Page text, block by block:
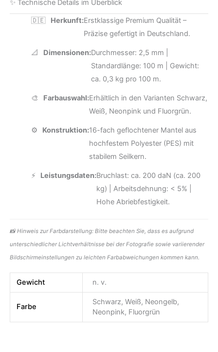
✨ Technische Details im Überblick
🇩🇪 Herkunft:Erstklassige Premium Qualität –
Präzise gefertigt in Deutschland.
📐 Dimensionen:Durchmesser: 2,5 mm |
Standardlänge: 100 m | Gewicht:
ca. 0,3 kg pro 100 m.
🎨 Farbauswahl:Erhältlich in den Varianten Schwarz,
Weiß, Neonpink und Fluorgrün.
⚙️ Konstruktion:16-fach geflochtener Mantel aus
hochfestem Polyester (PES) mit
stabilem Seilkern.
⚡ Leistungsdaten:Bruchlast: ca. 200 daN (ca. 200
kg) | Arbeitsdehnung: < 5% |
Hohe Abriebfestigkeit.
📸 Hinweis zur Farbdarstellung: Bitte beachten Sie, dass es aufgrund
unterschiedlicher Lichtverhältnisse bei der Fotografie sowie variierender
Bildschirmeinstellungen zu leichten Farbabweichungen kommen kann.
Gewicht n. v.
Farbe
Schwarz, Weiß, Neongelb,
Neonpink, Fluorgrün